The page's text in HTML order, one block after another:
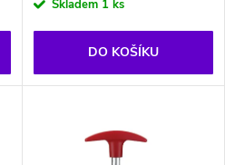
Skladem 1 ks
DO KOŠÍKU